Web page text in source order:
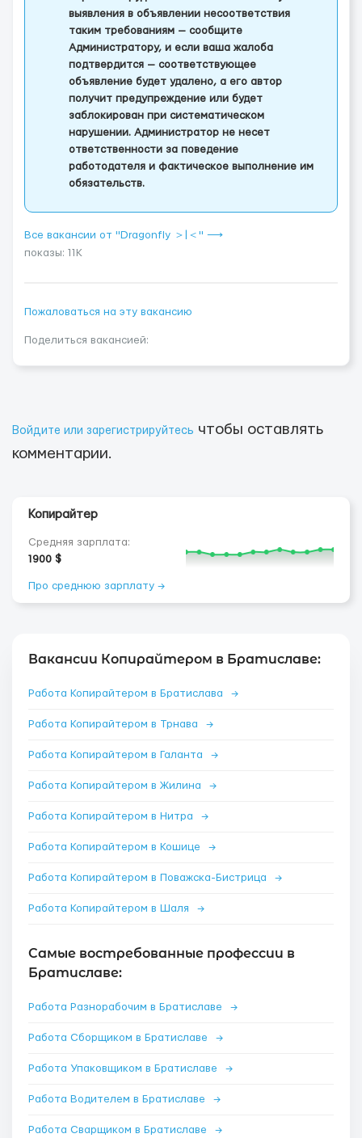
выявления в объявлении несоответствия
таким требованиям — сообщите
Администратору, и если ваша жалоба
подтвердится — соответствующее
объявление будет удалено, а его автор
получит предупреждение или будет
заблокирован при систематическом
нарушении. Администратор не несет
ответственности за поведение
работодателя и фактическое выполнение им
обязательств.
Все вакансии от "Dragonfly ＞|＜" ⟶
показы: 11K
Пожаловаться на эту вакансию
Поделиться вакансией:
Войдите или зарегистрируйтесь чтобы оставлять
комментарии.
Копирайтер
Средняя зарплата:
1900 $
Про среднюю зарплату →
Вакансии Копирайтером в Братиславе:
Работа Копирайтером в Братислава →
Работа Копирайтером в Трнава →
Работа Копирайтером в Галанта →
Работа Копирайтером в Жилина →
Работа Копирайтером в Нитра →
Работа Копирайтером в Кошице →
Работа Копирайтером в Поважска-Бистрица →
Работа Копирайтером в Шаля →
Самые востребованные профессии в
Братиславе:
Работа Разнорабочим в Братиславе →
Работа Сборщиком в Братиславе →
Работа Упаковщиком в Братиславе →
Работа Водителем в Братиславе →
Работа Сварщиком в Братиславе →